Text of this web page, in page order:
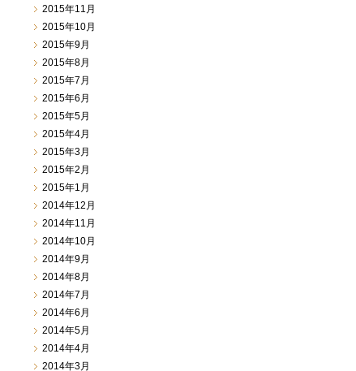
2015年11月
2015年10月
2015年9月
2015年8月
2015年7月
2015年6月
2015年5月
2015年4月
2015年3月
2015年2月
2015年1月
2014年12月
2014年11月
2014年10月
2014年9月
2014年8月
2014年7月
2014年6月
2014年5月
2014年4月
2014年3月